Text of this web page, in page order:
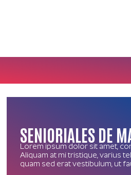
SENIORIALES DE
Lorem ipsum dolor sit amet,
Aliquam at mi tristique, varius
quam sed erat vestibulum, ut